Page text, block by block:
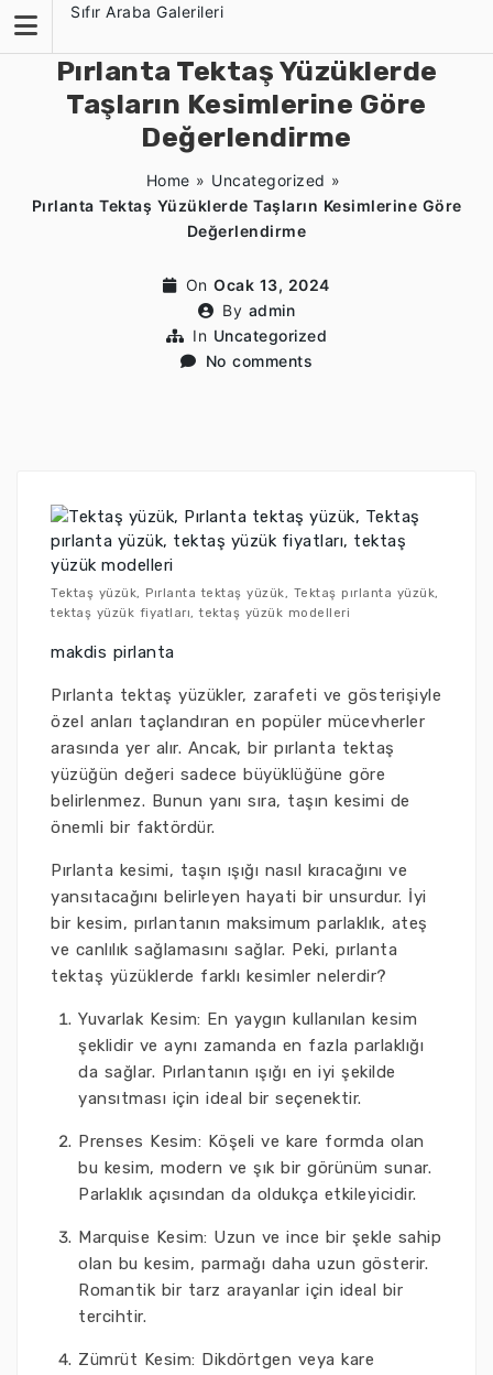
content
Sıfır Araba Galerileri
Pırlanta Tektaş Yüzüklerde
Taşların Kesimlerine Göre
Değerlendirme
Home » Uncategorized »
Pırlanta Tektaş Yüzüklerde Taşların Kesimlerine Göre
Değerlendirme
On Ocak 13, 2024
By admin
In Uncategorized
No comments
Tektaş yüzük, Pırlanta tektaş yüzük, Tektaş pırlanta yüzük,
tektaş yüzük fiyatları, tektaş yüzük modelleri
makdis pirlanta
Pırlanta tektaş yüzükler, zarafeti ve gösterişiyle
özel anları taçlandıran en popüler mücevherler
arasında yer alır. Ancak, bir pırlanta tektaş
yüzüğün değeri sadece büyüklüğüne göre
belirlenmez. Bunun yanı sıra, taşın kesimi de
önemli bir faktördür.
Pırlanta kesimi, taşın ışığı nasıl kıracağını ve
yansıtacağını belirleyen hayati bir unsurdur. İyi
bir kesim, pırlantanın maksimum parlaklık, ateş
ve canlılık sağlamasını sağlar. Peki, pırlanta
tektaş yüzüklerde farklı kesimler nelerdir?
Yuvarlak Kesim: En yaygın kullanılan kesim
şeklidir ve aynı zamanda en fazla parlaklığı
da sağlar. Pırlantanın ışığı en iyi şekilde
yansıtması için ideal bir seçenektir.
Prenses Kesim: Köşeli ve kare formda olan
bu kesim, modern ve şık bir görünüm sunar.
Parlaklık açısından da oldukça etkileyicidir.
Marquise Kesim: Uzun ve ince bir şekle sahip
olan bu kesim, parmağı daha uzun gösterir.
Romantik bir tarz arayanlar için ideal bir
tercihtir.
Zümrüt Kesim: Dikdörtgen veya kare